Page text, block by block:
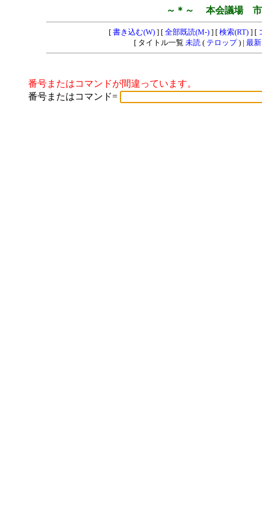
～＊～ 本会議場 市
[ 書き込む(W)] [ 全部既読(M-)] [ 検索(RT)] [
[ タイトル一覧 未読( テロップ) | 最新
番号またはコマンドが間違っています。
番号またはコマンド=